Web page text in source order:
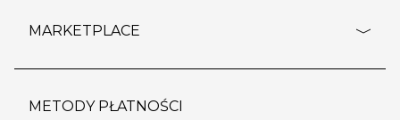
wypis z subskrypcji
regulamin sklepu
pozostałe regulaminy
outlet
regulaminy promocji
MARKETPLACE
strefa marek
METODY PŁATNOŚCI